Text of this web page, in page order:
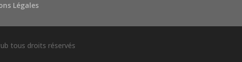
Légales
tous droits réservés